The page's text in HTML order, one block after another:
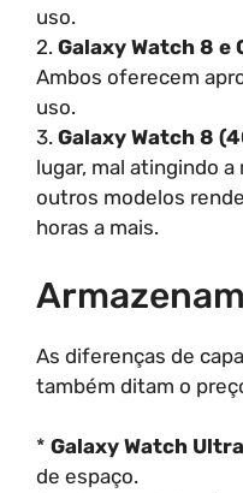
uso.
2. Galaxy Watch 8 e
Ambos oferecem
uso.
3. Galaxy Watch 8
lugar, mal atingindo a
outros modelos
horas a mais.
As diferenças de
também ditam o
* Galaxy Watch
de espaço.